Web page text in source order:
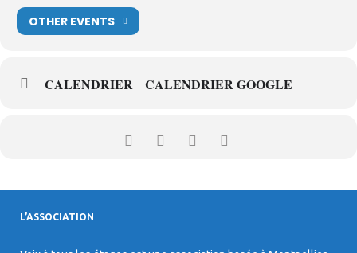
OTHER EVENTS
CALENDRIER CALENDRIER GOOGLE
L’ASSOCIATION